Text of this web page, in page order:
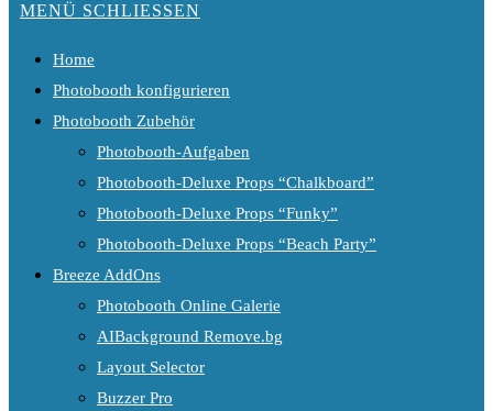
MENÜ SCHLIESSEN
Home
Photobooth konfigurieren
Photobooth Zubehör
Photobooth-Aufgaben
Photobooth-Deluxe Props “Chalkboard”
Photobooth-Deluxe Props “Funky”
Photobooth-Deluxe Props “Beach Party”
Breeze AddOns
Photobooth Online Galerie
AIBackground Remove.bg
Layout Selector
Buzzer Pro